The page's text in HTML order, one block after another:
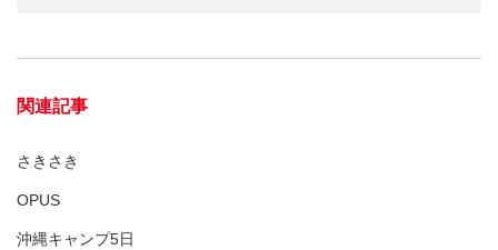
関連記事
さきさき
OPUS
沖縄キャンプ5日